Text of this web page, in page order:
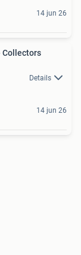
14 jun 26
Collectors
Details
14 jun 26